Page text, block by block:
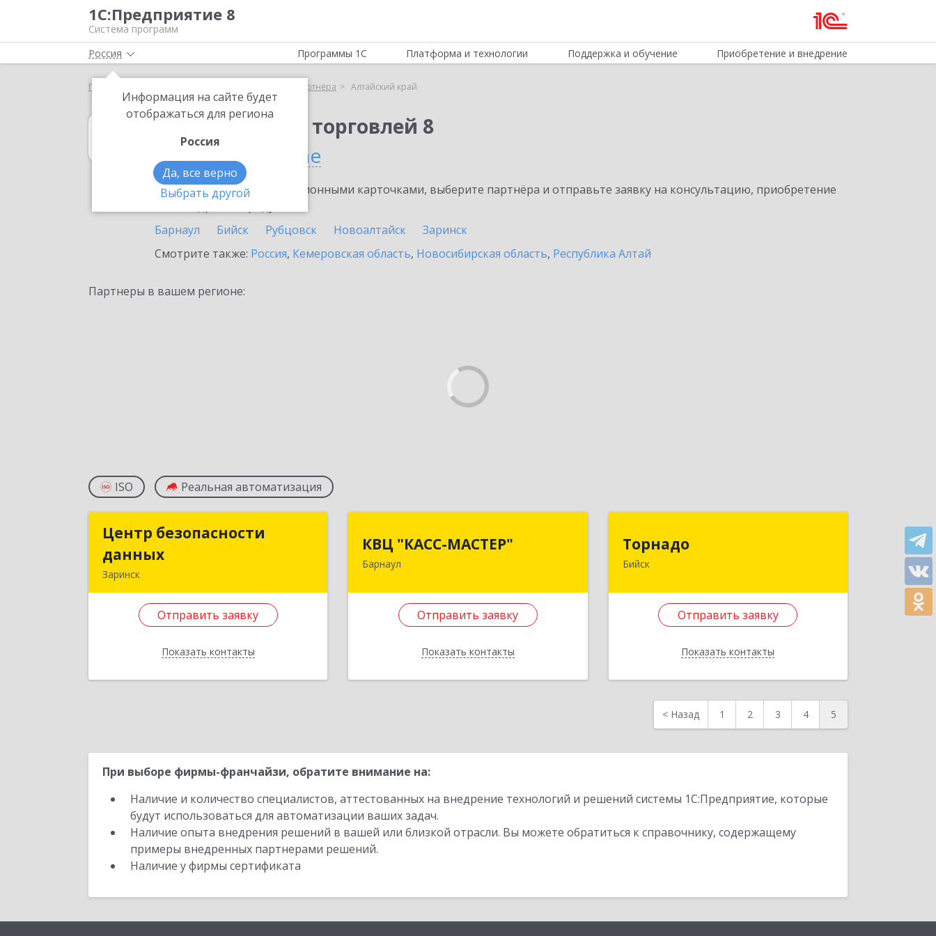
1С:Предприятие 8
Система программ
Россия
Информация на сайте будет
отображаться для региона
Россия
Да, все верно
Выбрать другой
Программы 1С Платформа и технологии Поддержка и обучение Приобретение и внедрение
Главная Выбор партнёра Алтайский край
1С:Управление торговлей 8
в Алтайском крае
Ознакомьтесь с информационными карточками, выберите партнёра и отправьте заявку на консультацию, приобретение
Барнаул
Бийск Рубцовск Новоалтайск
Заринск
Смотрите также: Россия, Кемеровская область, Новосибирская область, Республика Алтай
Партнеры в вашем регионе:
ISO Реальная автоматизация
Центр безопасности
данных
Заринск
Отправить заявку
Показать контакты
Центр безопасности
Таратынова ул, дом № 11, кв.9
КВЦ "КАСС-МАСТЕР"
Барнаул
Отправить заявку
Показать контакты
656058, Алтайский край, г.о. город
№ 17А, оф.507
Торнадо
Бийск
Отправить заявку
Показать контакты
Подробнее
Отправить заявку
Назад
< Назад 1 2 3 4 5
При выборе фирмы-франчайзи, обратите внимание на:
Наличие и количество специалистов, аттестованных на внедрение технологий и решений системы 1С:Предприятие, которые
будут использоваться для автоматизации ваших задач.
Наличие опыта внедрения решений в вашей или близкой отрасли. Вы можете обратиться к справочнику, содержащему
примеры внедренных партнерами решений.
Наличие у фирмы сертификата